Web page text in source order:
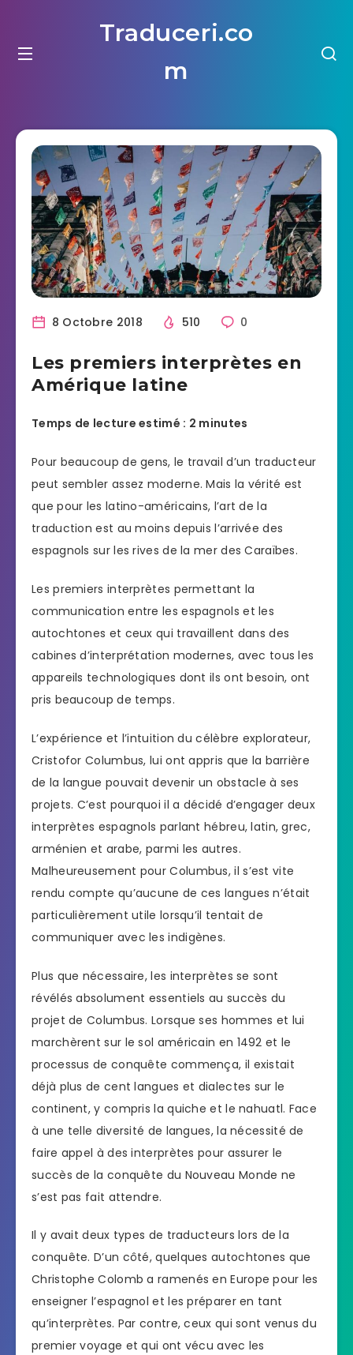
Traduceri.co
m
8 Octobre 2018 510 0
Les premiers interprètes en
Amérique latine
Temps de lecture estimé : 2 minutes
Pour beaucoup de gens, le travail d’un traducteur
peut sembler assez moderne. Mais la vérité est
que pour les latino-américains, l’art de la
traduction est au moins depuis l’arrivée des
espagnols sur les rives de la mer des Caraïbes.
Les premiers interprètes permettant la
communication entre les espagnols et les
autochtones et ceux qui travaillent dans des
cabines d’interprétation modernes, avec tous les
appareils technologiques dont ils ont besoin, ont
pris beaucoup de temps.
L’expérience et l’intuition du célèbre explorateur,
Cristofor Columbus, lui ont appris que la barrière
de la langue pouvait devenir un obstacle à ses
projets. C’est pourquoi il a décidé d’engager deux
interprètes espagnols parlant hébreu, latin, grec,
arménien et arabe, parmi les autres.
Malheureusement pour Columbus, il s’est vite
rendu compte qu’aucune de ces langues n’était
particulièrement utile lorsqu’il tentait de
communiquer avec les indigènes.
Plus que nécessaire, les interprètes se sont
révélés absolument essentiels au succès du
projet de Columbus. Lorsque ses hommes et lui
marchèrent sur le sol américain en 1492 et le
processus de conquête commença, il existait
déjà plus de cent langues et dialectes sur le
continent, y compris la quiche et le nahuatl. Face
à une telle diversité de langues, la nécessité de
faire appel à des interprètes pour assurer le
succès de la conquête du Nouveau Monde ne
s’est pas fait attendre.
Il y avait deux types de traducteurs lors de la
conquête. D’un côté, quelques autochtones que
Christophe Colomb a ramenés en Europe pour les
enseigner l’espagnol et les préparer en tant
qu’interprètes. Par contre, ceux qui sont venus du
premier voyage et qui ont vécu avec les